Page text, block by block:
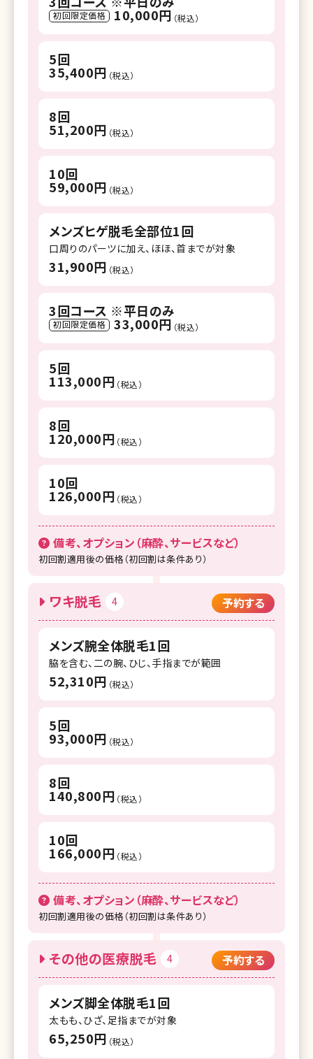
初回限定価格 10,000円 （税込）
5回
35,400円 （税込）
8回
51,200円 （税込）
10回
59,000円 （税込）
メンズヒゲ脱毛全部位1回
口周りのパーツに加え、ほほ、首までが対象
31,900円 （税込）
3回コース ※平日のみ
初回限定価格 33,000円 （税込）
5回
113,000円 （税込）
8回
120,000円 （税込）
10回
126,000円 （税込）
備考、オプション（麻酔、サービスなど）
初回割適用後の価格（初回割は条件あり）
ワキ脱毛 4 予約する
メンズ腕全体脱毛1回
脇を含む、二の腕、ひじ、手指までが範囲
52,310円 （税込）
5回
93,000円 （税込）
8回
140,800円 （税込）
10回
166,000円 （税込）
備考、オプション（麻酔、サービスなど）
初回割適用後の価格（初回割は条件あり）
その他の医療脱毛 4 予約する
メンズ脚全体脱毛1回
太もも、ひざ、足指までが対象
65,250円 （税込）